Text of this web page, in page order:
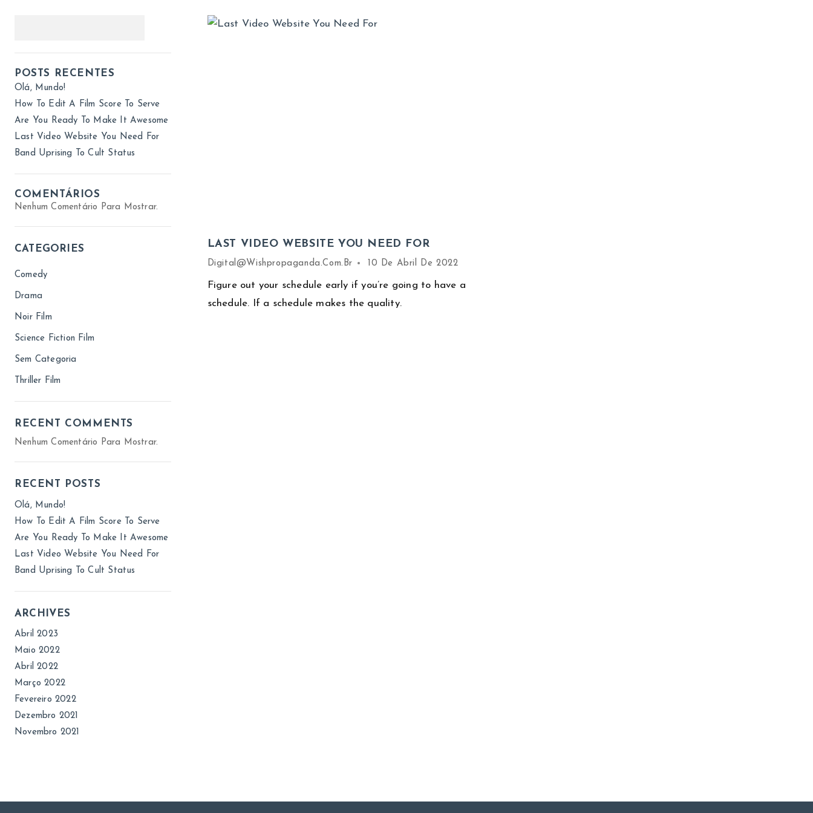
LAST VIDEO WEBSITE YOU NEED FOR
Digital@wishpropaganda.com.br 10 De Abril De 2022
Figure out your schedule early if you’re going to have a
schedule. If a schedule makes the quality.
POSTS RECENTES
Olá, Mundo!
How To Edit A Film Score To Serve
Are You Ready To Make It Awesome
Last Video Website You Need For
Band Uprising To Cult Status
COMENTÁRIOS
Nenhum Comentário Para Mostrar.
CATEGORIES
Comedy
Drama
Noir Film
Science Fiction Film
Sem Categoria
Thriller Film
RECENT COMMENTS
Nenhum Comentário Para Mostrar.
RECENT POSTS
Olá, Mundo!
How To Edit A Film Score To Serve
Are You Ready To Make It Awesome
Last Video Website You Need For
Band Uprising To Cult Status
ARCHIVES
Abril 2023
Maio 2022
Abril 2022
Março 2022
Fevereiro 2022
Dezembro 2021
Novembro 2021